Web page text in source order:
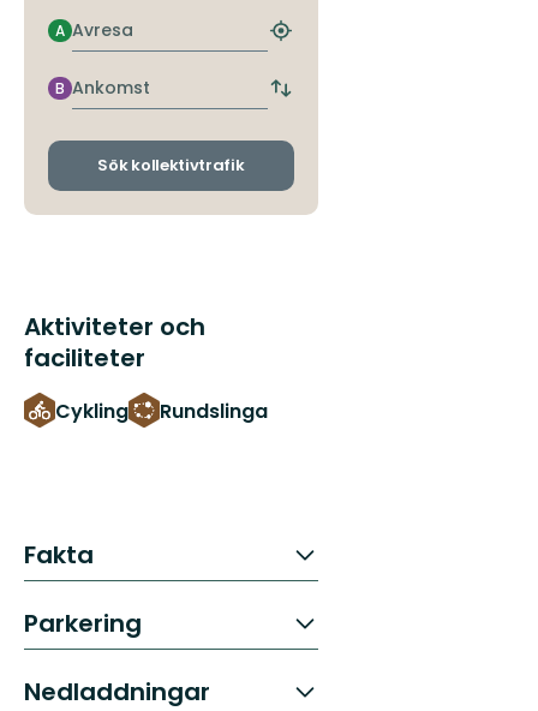
Avresa
A
Hitta
hållplats
Ankomst
B
Byt
och
Sök kollektivtrafik
Aktiviteter och
faciliteter
Cykling Rundslinga
Fakta
Parkering
Nedladdningar